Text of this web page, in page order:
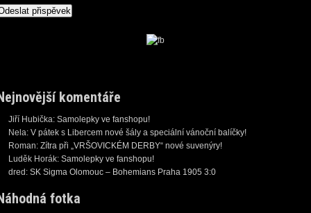
komentáře
Jiří Hubička: Samolepky ve fanshopu!
Nela: V pátek s Libercem nové šály a speciální vánoční balíčky!
Roman: Zítra při „VRŠOVICKÉM DERBY“ nové suvenýry!
Luděk Horák: Samolepky ve fanshopu!
dred : SK Sigma Olomouc – Bohemians Praha 1905 3:0
fotka